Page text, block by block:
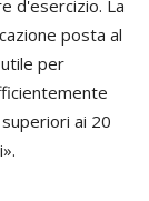
d'esercizio. La
posta al
per
ai 20